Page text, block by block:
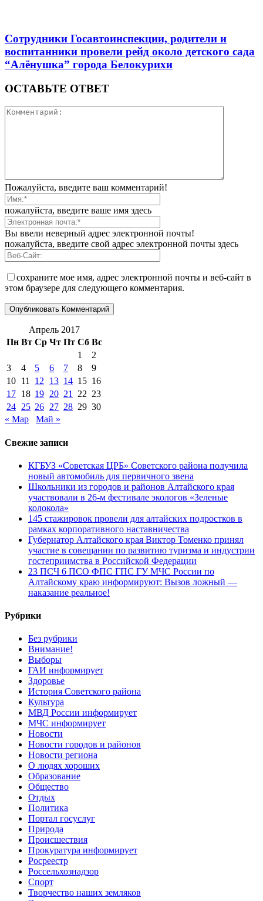
Сотрудники Госавтоинспекции, родители и
воспитанники провели рейд около детского сада
“Алёнушка” города Белокурихи
ОСТАВЬТЕ ОТВЕТ
Пожалуйста, введите ваш комментарий!
пожалуйста, введите ваше имя здесь
Вы ввели неверный адрес электронной почты!
пожалуйста, введите свой адрес электронной почты здесь
сохраните мое имя, адрес электронной почты и веб-сайт в
этом браузере для следующего комментария.
Апрель 2017
Пн Вт Ср Чт Пт Сб Вс
1
2
3
4 5 6 7 8
9
10 11 12 13 14 15 16
17 18 19 20 21 22 23
24 25 26 27 28 29 30
« Мар
Май »
Свежие записи
КГБУЗ «Советская ЦРБ» Советского района получила
новый автомобиль для первичного звена
Школьники из городов и районов Алтайского края
участвовали в 26-м фестивале экологов «Зеленые
колокола»
145 стажировок провели для алтайских подростков в
рамках корпоративного наставничества
Губернатор Алтайского края Виктор Томенко принял
участие в совещании по развитию туризма и индустрии
гостеприимства в Российской Федерации
23 ПСЧ 6 ПСО ФПС ГПС ГУ МЧС России по
Алтайскому краю информируют: Вызов ложный —
наказание реальное!
Рубрики
Без рубрики
Внимание!
Выборы
ГАИ информирует
Здоровье
История Советского района
Культура
МВД России информирует
МЧС информирует
Новости
Новости городов и районов
Новости региона
О людях хороших
Образование
Общество
Отдых
Политика
Портал госуслуг
Природа
Происшествия
Прокуратура информирует
Росреестр
Россельхознадзор
Спорт
Творчество наших земляков